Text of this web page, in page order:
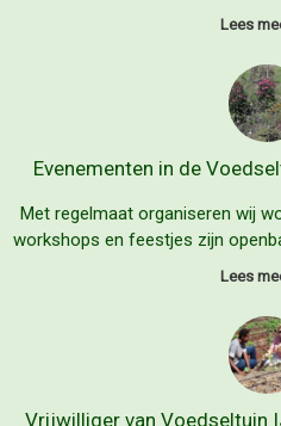
Lees
Evenementen in de
Met regelmaat organiseren wij
workshops en feestjes zijn
Lees
Vrijwilliger van Voedseltuin